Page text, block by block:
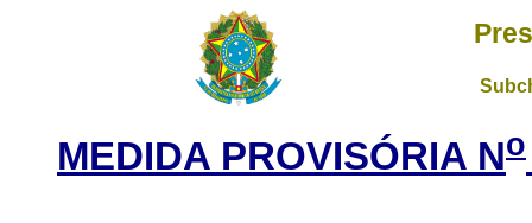
MEDIDA PROVISÓRIA No